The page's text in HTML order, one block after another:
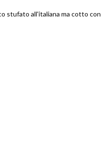
stufato all'italiana ma cotto con